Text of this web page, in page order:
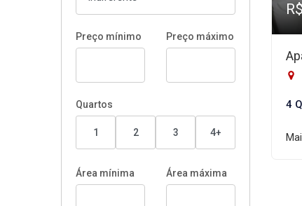
Preço mínimo Preço máximo
Quartos
1 2 3 4+
Área mínima Área máxima
4